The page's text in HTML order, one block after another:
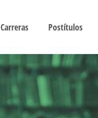
Carreras Postítulos